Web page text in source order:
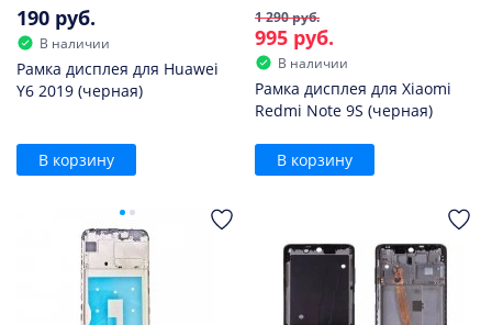
190 руб.
В наличии
Рамка дисплея для Huawei
Y6 2019 (черная)
В корзину
1 290 руб.
995 руб.
В наличии
Рамка дисплея для Xiaomi
Redmi Note 9S (черная)
В корзину